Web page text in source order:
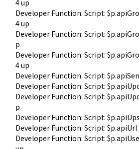
4 up
Developer Function: Script:
4 up
Developer Function: Script:
p
Developer Function: Script:
4 up
Developer Function: Script:
Developer Function: Script:
Developer Function: Script:
p
Developer Function: Script:
Developer Function: Script: $p.apiUrl
Developer Function: Script: